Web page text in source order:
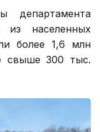
департамента
из населенных
более 1,6 млн
свыше 300 тыс.